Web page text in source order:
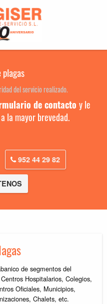
del servicio realizado.
de contacto y le
la mayor brevedad.
952 44 29 82
de segmentos del
Hospitalarios, Colegios,
Oficiales, Municipios,
Chalets, etc.